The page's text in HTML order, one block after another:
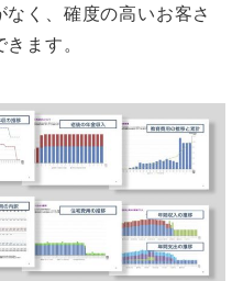
く、確度の高いお客さ
ます。